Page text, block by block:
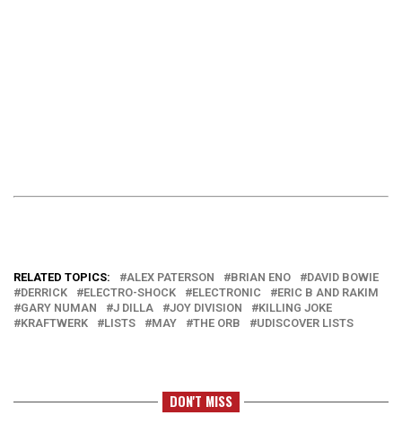
RELATED TOPICS: ALEX PATERSON BRIAN ENO
DAVID BOWIE
DERRICK
ELECTRO-SHOCK ELECTRONIC
ERIC B AND RAKIM
GARY NUMAN
J DILLA JOY DIVISION
KILLING JOKE
KRAFTWERK
LISTS MAY THE ORB UDISCOVER LISTS
DON'T MISS